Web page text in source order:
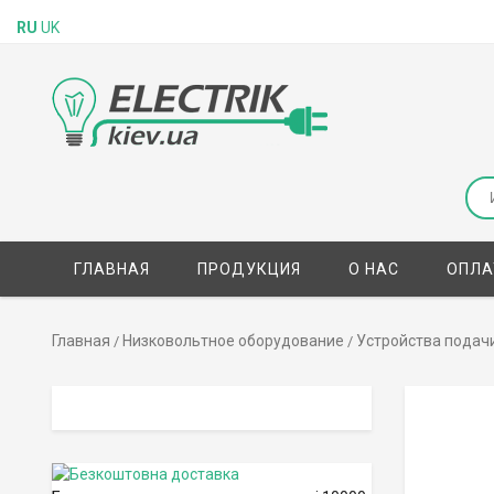
ГЛАВНАЯ ПРОДУКЦИЯ О НАС
Главная / Низковольтное оборудование / Устройства
RU UK